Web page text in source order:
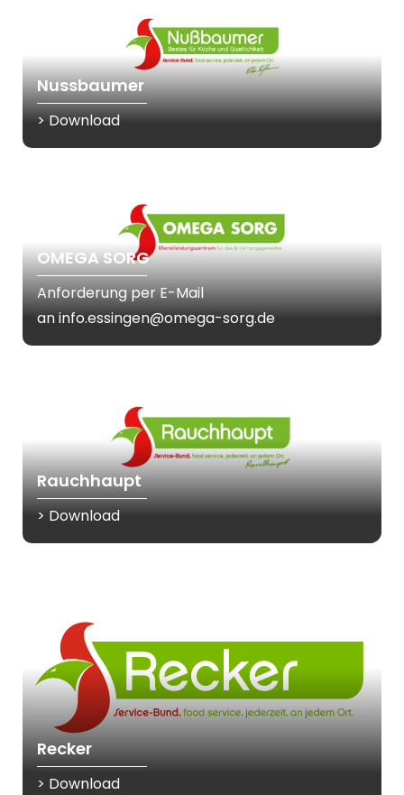
Nussbaumer
> Download
OMEGA SORG
Anforderung per E-Mail
aninfo.essingen@omega-sorg.de
Rauchhaupt
> Download
Recker
> Download